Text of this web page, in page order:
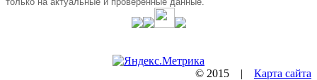
© 2015 | Карта сайта